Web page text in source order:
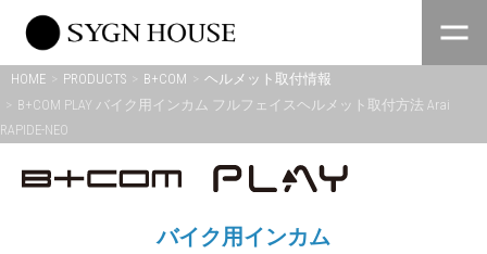
content
HOME PRODUCTS B+COM
ヘルメット取付情報
B+COM PLAY バイク用インカム フルフェイスヘルメット取付方法 Arai
RAPIDE-NEO
バイク用インカム